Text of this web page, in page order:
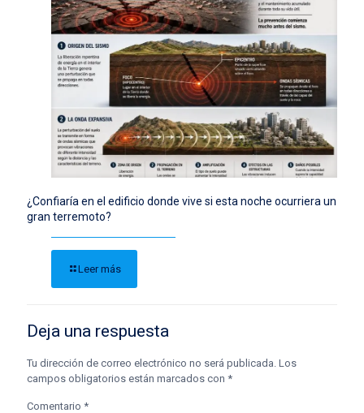
¿Confiaría en el edificio donde vive si esta noche ocurriera un
gran terremoto?
Leer más
Deja una respuesta
Tu dirección de correo electrónico no será publicada. Los
campos obligatorios están marcados con *
Comentario *